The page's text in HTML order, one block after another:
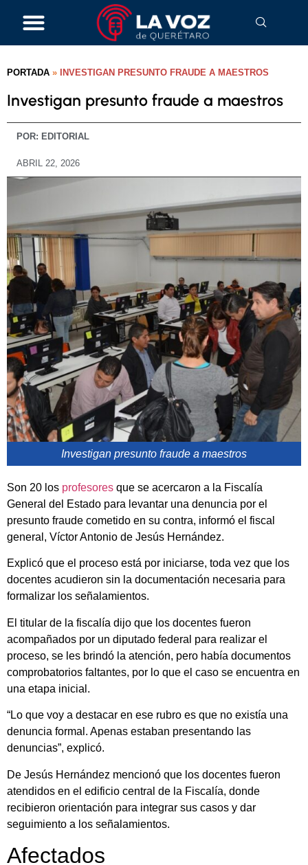
PORTADA » INVESTIGAN PRESUNTO FRAUDE A MAESTROS
Investigan presunto fraude a maestros
POR: EDITORIAL
ABRIL 22, 2026
Investigan presunto fraude a maestros
Son 20 los profesores que se acercaron a la Fiscalía
General del Estado para levantar una denuncia por el
presunto fraude cometido en su contra, informó el fiscal
general, Víctor Antonio de Jesús Hernández.
Explicó que el proceso está por iniciarse, toda vez que los
docentes acudieron sin la documentación necesaria para
formalizar los señalamientos.
El titular de la fiscalía dijo que los docentes fueron
acompañados por un diputado federal para realizar el
proceso, se les brindó la atención, pero había documentos
comprobatorios faltantes, por lo que el caso se encuentra en
una etapa inicial.
“Lo que voy a destacar en ese rubro es que no existía una
denuncia formal. Apenas estaban presentando las
denuncias”, explicó.
De Jesús Hernández mencionó que los docentes fueron
atendidos en el edificio central de la Fiscalía, donde
recibieron orientación para integrar sus casos y dar
seguimiento a los señalamientos.
Afectados